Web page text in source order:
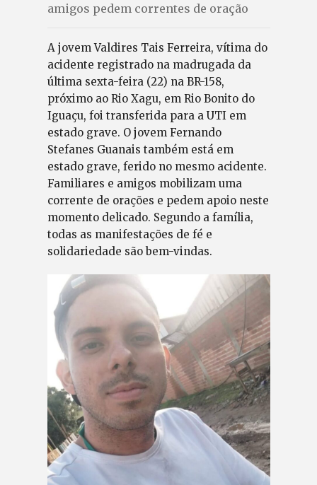
amigos pedem correntes de oração
A jovem Valdires Tais Ferreira, vítima do
acidente registrado na madrugada da
última sexta-feira (22) na BR-158,
próximo ao Rio Xagu, em Rio Bonito do
Iguaçu, foi transferida para a UTI em
estado grave. O jovem Fernando
Stefanes Guanais também está em
estado grave, ferido no mesmo acidente.
Familiares e amigos mobilizam uma
corrente de orações e pedem apoio neste
momento delicado. Segundo a família,
todas as manifestações de fé e
solidariedade são bem-vindas.